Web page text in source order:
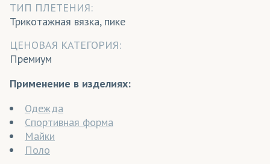
ТИП ПЛЕТЕНИЯ:
Трикотажная вязка, пике
ЦЕНОВАЯ КАТЕГОРИЯ:
Премиум
Применение в изделиях:
Одежда
Спортивная форма
Майки
Поло